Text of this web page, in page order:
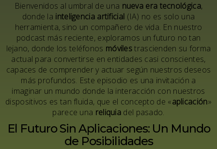
Bienvenidos al umbral de una nueva era tecnológica,
donde la inteligencia artificial (IA) no es solo una
herramienta, sino un compañero de vida. En nuestro
podcast más reciente, exploramos un futuro no tan
lejano, donde los teléfonos móvilestrascienden su forma
actual para convertirse en entidades casi conscientes,
capaces de comprender y actuar según nuestros deseos
más profundos. Este episodio es una invitación a
imaginar un mundo donde la interacción con nuestros
dispositivos es tan fluida, que el concepto de «aplicación»
parece una reliquia del pasado.
El Futuro Sin Aplicaciones: Un Mundo
de Posibilidades